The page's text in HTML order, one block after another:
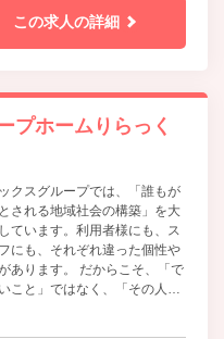
この求人の詳細
プホームりらっく
クスグループでは、「誰もが
される地域社会の構築」を大
ています。利用者様にも、ス
にも、それぞれ違った個性や
あります。 だからこそ、「で
こと」ではなく、「その人ら